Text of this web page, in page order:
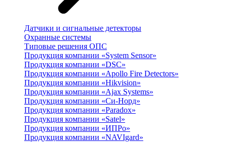
Датчики и сигнальные детекторы
Охранные системы
Типовые решения ОПС
Продукция компании «System Sensor»
Продукция компании «DSC»
Продукция компании «Apollo Fire Detectors»
Продукция компании «Hikvision»
Продукция компании «Ajax Systems»
Продукция компании «Си-Норд»
Продукция компании «Paradox»
Продукция компании «Satel»
Продукция компании «ИПРо»
Продукция компании «NAVIgard»